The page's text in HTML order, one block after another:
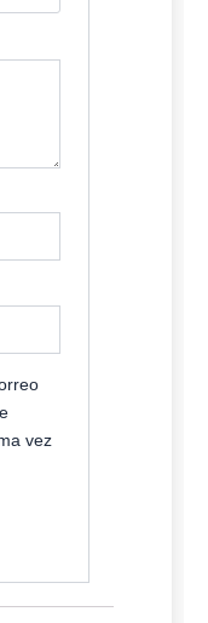
vez